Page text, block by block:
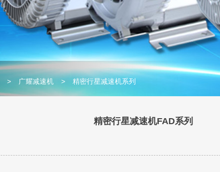
> 广耀减速机 > 精密行星减速机系列
精密行星减速机FAD系列